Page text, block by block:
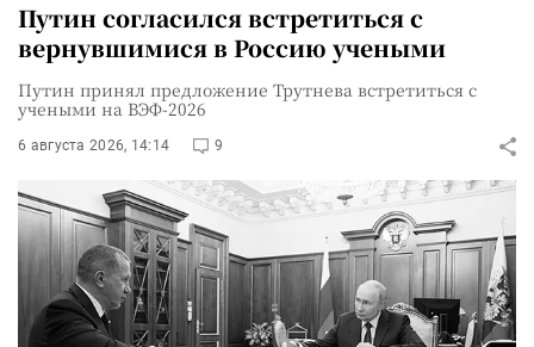
Путин согласился встретиться с
вернувшимися в Россию учеными
Путин принял предложение Трутнева встретиться с
учеными на ВЭФ-2026
6 августа 2026, 14:14 9